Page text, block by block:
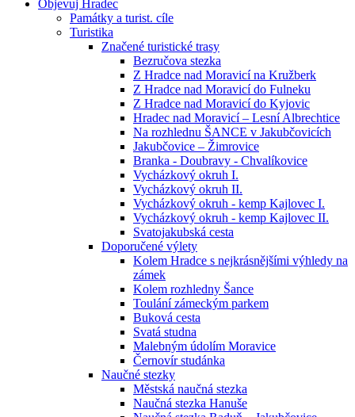
Objevuj Hradec
Památky a turist. cíle
Turistika
Značené turistické trasy
Bezručova stezka
Z Hradce nad Moravicí na Kružberk
Z Hradce nad Moravicí do Fulneku
Z Hradce nad Moravicí do Kyjovic
Hradec nad Moravicí – Lesní Albrechtice
Na rozhlednu ŠANCE v Jakubčovicích
Jakubčovice – Žimrovice
Branka - Doubravy - Chvalíkovice
Vycházkový okruh I.
Vycházkový okruh II.
Vycházkový okruh - kemp Kajlovec I.
Vycházkový okruh - kemp Kajlovec II.
Svatojakubská cesta
Doporučené výlety
Kolem Hradce s nejkrásnějšími výhledy na
zámek
Kolem rozhledny Šance
Toulání zámeckým parkem
Buková cesta
Svatá studna
Malebným údolím Moravice
Černovír studánka
Naučné stezky
Městská naučná stezka
Naučná stezka Hanuše